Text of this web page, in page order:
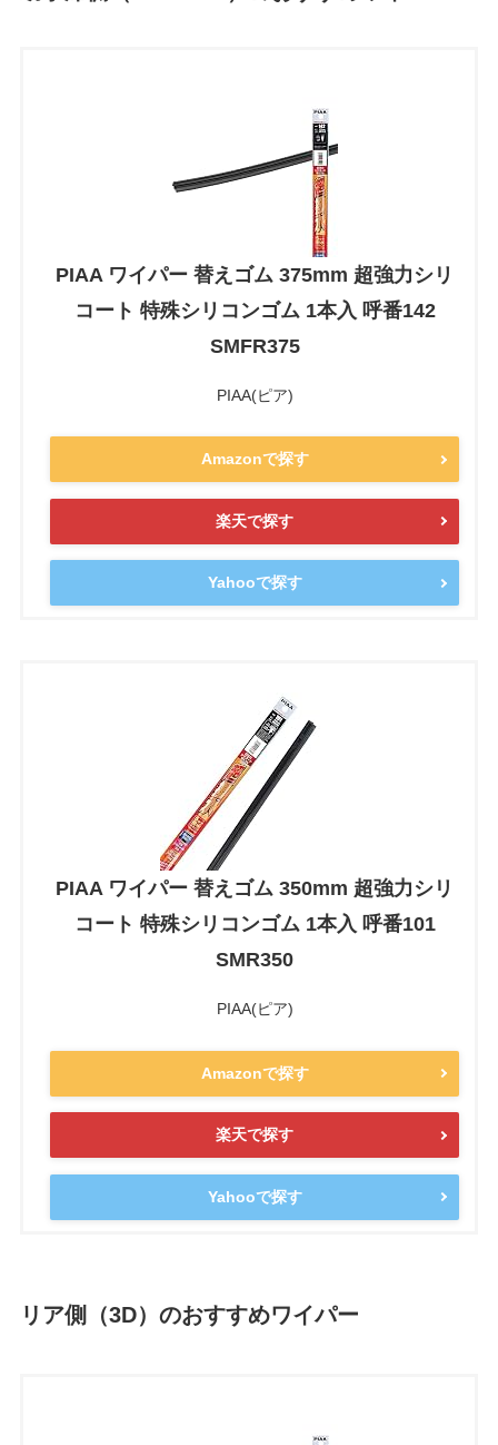
PIAA ワイパー 替えゴム 375mm 超強力シリ
コート 特殊シリコンゴム 1本入 呼番142
SMFR375
PIAA(ピア)
Amazonで探す
楽天で探す
Yahooで探す
PIAA ワイパー 替えゴム 350mm 超強力シリ
コート 特殊シリコンゴム 1本入 呼番101
SMR350
PIAA(ピア)
Amazonで探す
楽天で探す
Yahooで探す
リア側（3D）のおすすめワイパー